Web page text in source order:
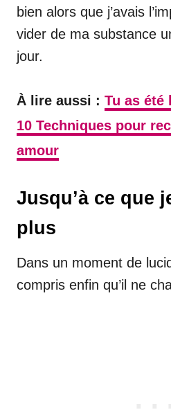
bien alors que j’avais
vider de ma substance
jour.
À lire aussi : Tu as été
10 Techniques pour
amour
Jusqu’à ce que
plus
Dans un moment de
compris enfin qu’il ne